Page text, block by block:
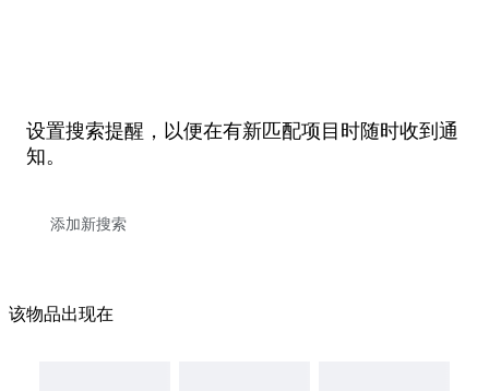
设置搜索提醒，以便在有新匹配项目时随时收到通
知。
该物品出现在